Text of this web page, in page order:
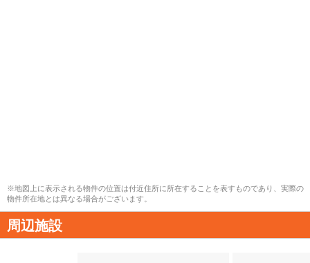
※地図上に表示される物件の位置は付近住所に所在することを表すものであり、実際の
物件所在地とは異なる場合がございます。
周辺施設